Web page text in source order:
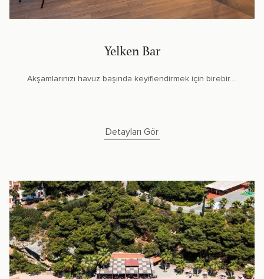
Yelken Bar
Akşamlarınızı havuz başında keyiflendirmek için birebir....
Detayları Gör